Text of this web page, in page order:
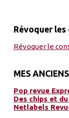
Révoquer les
Révoquer le
MES
Pop revue
Des chips et
Netlabels